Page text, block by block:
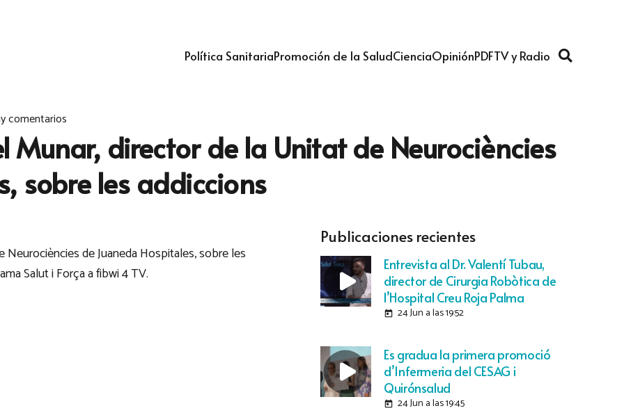
Política SanitariaPromoción de la SaludCienciaOpiniónPDFTV y Radio
comentarios
Munar, director de la Unitat de Neurociències
sobre les addiccions
de Juaneda Hospitales, sobre les
Salut i Força a fibwi 4 TV.
Publicaciones recientes
Entrevista al Dr. Valentí Tubau,
director de Cirurgia Robòtica de
l’Hospital Creu Roja Palma
today 24 Jun a las 19:52
Es gradua la primera promoció
d’Infermeria del CESAG i
Quirónsalud
today 24 Jun a las 19:45